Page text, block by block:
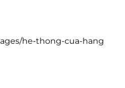
he-thong-cua-hang